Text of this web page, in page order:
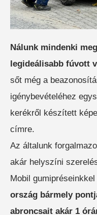
Nálunk mindenki
legideálisabb fúvott
sőt még a
igénybevételéhez
kerékről készített
címre.
Az általunk
akár helyszíni
Mobil gumipréseinkkel
ország bármely
abroncsait akár 1